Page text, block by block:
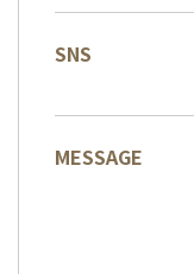
SNS
MESSAGE